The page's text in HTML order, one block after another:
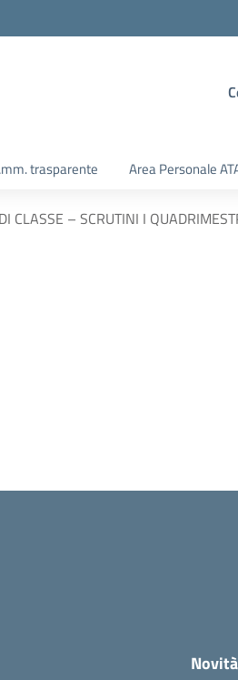
trasparente Area Personale
CLASSE – SCRUTINI I
Novità